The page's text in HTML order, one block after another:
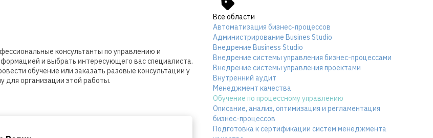
консультанты по управлению и
и выбрать интересующего вас специалиста.
обучение или заказать разовые консультации у
для организации этой работы.
Все области
Автоматизация бизнес-процессов
Администрирование Busines Studio
Внедрение Business Studio
Внедрение системы управления бизнес-процессами
Внедрение системы управления проектами
Внутренний аудит
Менеджмент качества
Обучение по процессному управлению
Описание, анализ, оптимизация и регламентация
бизнес-процессов
Подготовка к сертификации систем менеджмента